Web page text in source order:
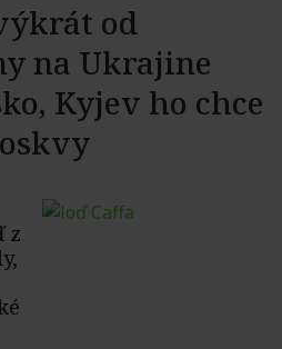
od
na Ukrajine
Kyjev ho chce
z